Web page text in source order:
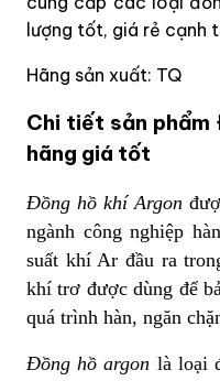
lượng tốt, giá rẻ cạnh
Hãng sản xuất: TQ
Chi tiết sản phẩm
hãng giá tốt
Đồng hồ khí Argon
ngành công nghiệp
suất khí Ar đầu ra
khí trơ được dùng để
quá trình hàn, ngăn
Đồng hồ argon là loại